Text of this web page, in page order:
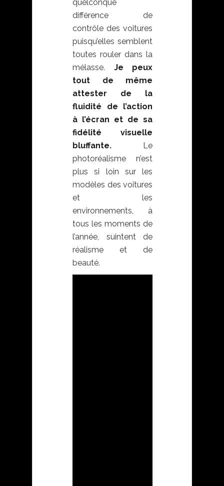
quelconque
différence de
contrôle des voitures
puisqu’elles semblent
toutes rouler dans la
mélasse. Je peux
tout de même
attester de la
fluidité de l’action
à l’écran et de sa
fidélité visuelle
bluffante. Le
photoréalisme n’est
plus si loin sur les
modèles des voitures
et les
environnements, à
tous les moments de
l’année, suintent de
réalisme et de
beauté.